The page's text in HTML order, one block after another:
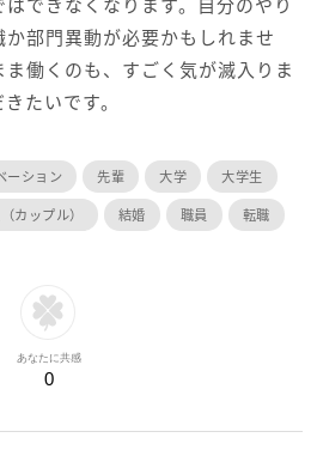
部門異動が必要かもしれませ
働くのも、すごく気が滅入りま
たいです。
ーション 先輩 大学
大学生
カップル） 結婚 職員 転職
あなたに共感
0